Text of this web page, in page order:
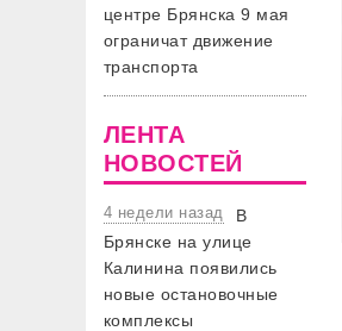
центре Брянска 9 мая
ограничат движение
транспорта
ЛЕНТА
НОВОСТЕЙ
4 недели назад
В
Брянске на улице
Калинина появились
новые остановочные
комплексы